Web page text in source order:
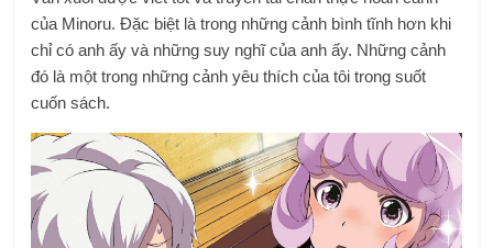
của Minoru. Đặc biệt là trong những cảnh bình tĩnh hơn khi
chỉ có anh ấy và những suy nghĩ của anh ấy. Những cảnh
đó là một trong những cảnh yêu thích của tôi trong suốt
cuốn sách.